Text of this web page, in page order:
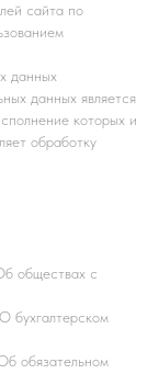
сайта по
данных
данных является
которых и
обработку
обществах с
бухгалтерском
обязательном